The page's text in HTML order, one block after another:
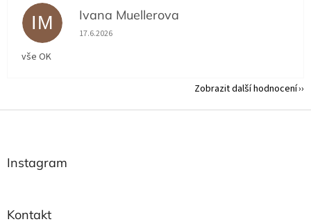
IM Ivana Muellerova
Hodnocení obchodu je 5 z 5 hvězdiček.
17.6.2026
vše OK
Zobrazit další hodnocení
Instagram
Kontakt